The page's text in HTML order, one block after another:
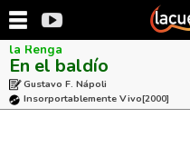
la Renga
En el baldío
Gustavo F. Nápoli
Insorportablemente Vivo[2000]